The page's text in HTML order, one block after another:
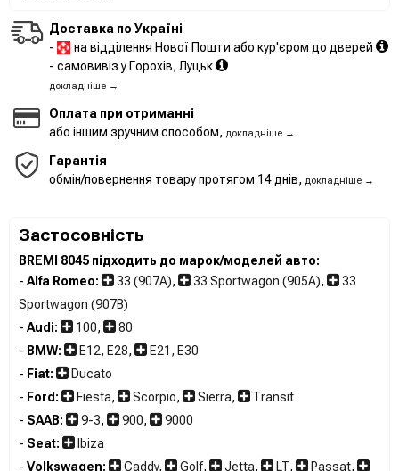
Доставка по Україні
-
на відділення Нової Пошти або кур'єром до дверей
- самовивіз у Горохів, Луцьк
докладніше →
Оплата при отриманні
або іншим зручним способом, докладніше →
Гарантія
обмін/повернення товару протягом 14 днів, докладніше →
Застосовність
BREMI 8045 підходить до марок/моделей авто:
- Alfa Romeo: 33 (907A), 33 Sportwagon (905A),
33
Sportwagon (907B)
- Audi: 100,
80
- BMW: E12, E28,
E21, E30
- Fiat:
Ducato
- Ford: Fiesta, Scorpio, Sierra,
Transit
- SAAB: 9-3, 900,
9000
- Seat:
Ibiza
- Volkswagen: Caddy, Golf, Jetta, LT, Passat,